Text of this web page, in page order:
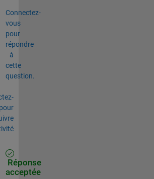
Connectez-
vous
pour
répondre
à
cette
question.
Réponse
acceptée